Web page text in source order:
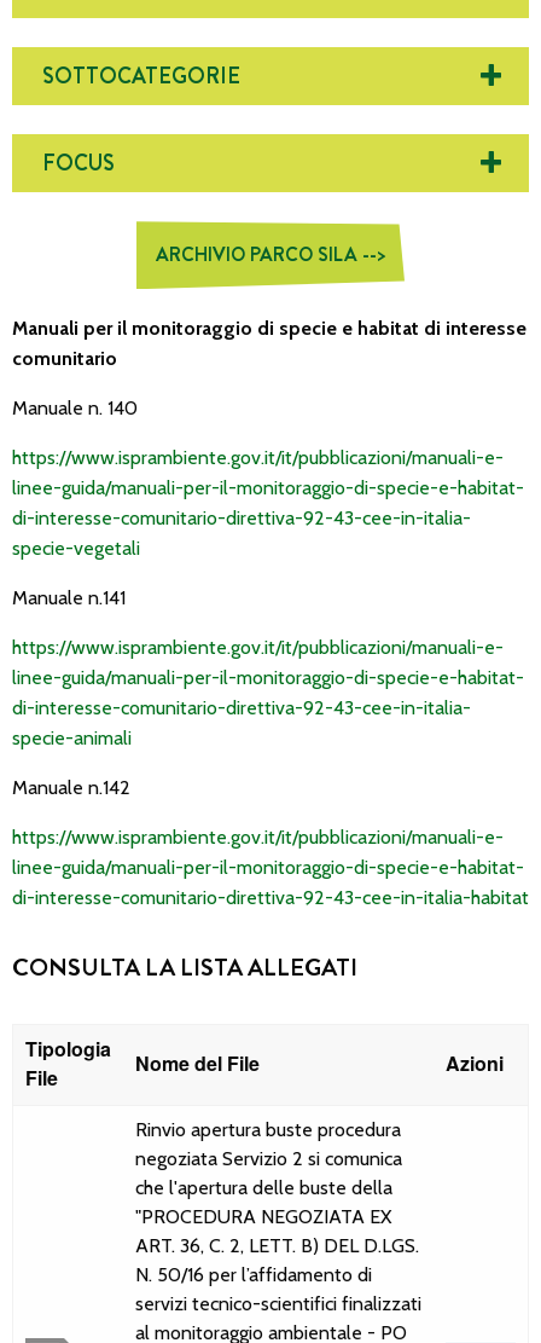
SOTTOCATEGORIE
FOCUS
ARCHIVIO PARCO SILA -->
Manuali per il monitoraggio di specie e habitat di interesse
comunitario
Manuale n. 140
https://www.isprambiente.gov.it/it/pubblicazioni/manuali-e-
linee-guida/manuali-per-il-monitoraggio-di-specie-e-habitat-
di-interesse-comunitario-direttiva-92-43-cee-in-italia-
specie-vegetali
Manuale n.141
https://www.isprambiente.gov.it/it/pubblicazioni/manuali-e-
linee-guida/manuali-per-il-monitoraggio-di-specie-e-habitat-
di-interesse-comunitario-direttiva-92-43-cee-in-italia-
specie-animali
Manuale n.142
https://www.isprambiente.gov.it/it/pubblicazioni/manuali-e-
linee-guida/manuali-per-il-monitoraggio-di-specie-e-habitat-
di-interesse-comunitario-direttiva-92-43-cee-in-italia-habitat
CONSULTA LA LISTA ALLEGATI
Tipologia
File
Nome del File Azioni
Rinvio apertura buste procedura
negoziata Servizio 2 si comunica
che l'apertura delle buste della
"PROCEDURA NEGOZIATA EX
ART. 36, C. 2, LETT. B) DEL D.LGS.
N. 50/16 per l’affidamento di
servizi tecnico-scientifici finalizzati
al monitoraggio ambientale - PO